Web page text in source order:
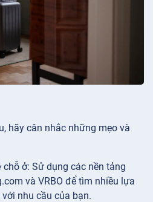
hãy cân nhắc những mẹo và
chỗ ở: Sử dụng các nền tảng
và VRBO để tìm nhiều lựa
nhu cầu của bạn.